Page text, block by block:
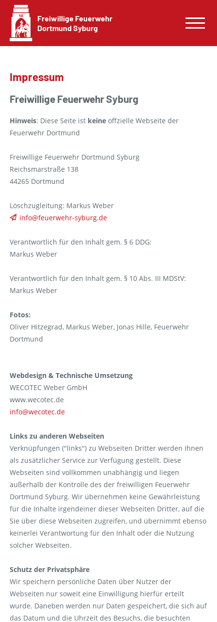
Freiwillige Feuerwehr
Dortmund Syburg
Impressum
Freiwillige Feuerwehr Syburg
Hinweis: Diese Seite ist keine offzielle Webseite der
Feuerwehr Dortmund
Freiwillige Feuerwehr Dortmund Syburg
Reichsmarstraße 138
44265 Dortmund
Löschzugleitung: Markus Weber
info@feuerwehr-syburg.de
Verantwortlich für den Inhalt gem. § 6 DDG:
Markus Weber
Verantwortlich für den Inhalt gem. § 10 Abs. III MDStV:
Markus Weber
Fotos:
Oliver Hitzegrad, Markus Weber, Jonas Hille, Feuerwehr
Dortmund
Webdesign & Technische Umsetzung
WECOTEC Weber GmbH
www.wecotec.de
info@wecotec.de
Links zu anderen Webseiten
Verknüpfungen ("links") zu Webseiten Dritter werden Ihnen
als zusätzlicher Service zur Verfügung gestellt. Diese
Webseiten sind vollkommen unabhängig und liegen
außerhalb der Kontrolle des der freiwilligen Feuerwehr
Dortmund Syburg. Wir übernehmen keine Gewährleistung
für die Inhalte irgendeiner dieser Webseiten Dritter, auf die
Sie über diese Webseiten zugreifen, und übernimmt ebenso
keinerlei Verantwortung für den Inhalt oder die Nutzung
solcher Webseiten.
Schutz der Privatsphäre
Wir speichern persönliche Daten über Nutzer der
Webseiten nur soweit eine Einwilligung hierfür erteilt
wurde. Daneben werden nur Daten gespeichert, die sich auf
das Datum und die Uhrzeit des Besuchs, die besuchten